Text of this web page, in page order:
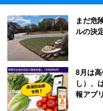
まだ危
ルの決
8月は
し）、
報アプ